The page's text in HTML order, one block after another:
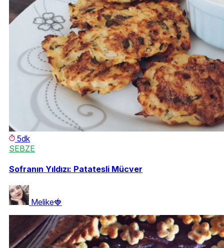
5dk
SEBZE
Sofranın Yıldızı: Patatesli Mücver
Melike🍓